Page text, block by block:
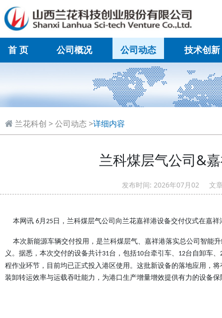
首 页 公司概况 公司动态
技术创新
兰花科创 >公司动态 >详细内容
兰科煤层气公司&
发布时间: 2026年07月02 文
本网讯 6 月 25 日，兰科煤层气公司向兰花嘉祥港设备交付仪式在嘉
本次新能源车辆交付投用，是兰科煤层气、嘉祥港落实总公司智能
义。据悉，本次交付的设备共计31台，包括10台牵引车、 12台自卸车、
程作业环节，目前均已正式投入港区使用。这批新设备的落地应用，
装卸转运效率与运载吞吐能力，为港口生产增量增效提供有力的设备保